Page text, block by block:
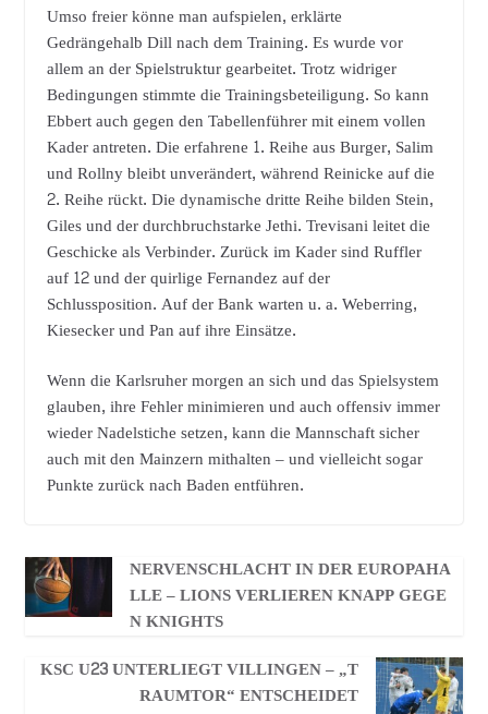
Umso freier könne man aufspielen, erklärte
Gedrängehalb Dill nach dem Training. Es wurde vor
allem an der Spielstruktur gearbeitet. Trotz widriger
Bedingungen stimmte die Trainingsbeteiligung. So kann
Ebbert auch gegen den Tabellenführer mit einem vollen
Kader antreten. Die erfahrene 1. Reihe aus Burger, Salim
und Rollny bleibt unverändert, während Reinicke auf die
2. Reihe rückt. Die dynamische dritte Reihe bilden Stein,
Giles und der durchbruchstarke Jethi. Trevisani leitet die
Geschicke als Verbinder. Zurück im Kader sind Ruffler
auf 12 und der quirlige Fernandez auf der
Schlussposition. Auf der Bank warten u. a. Weberring,
Kiesecker und Pan auf ihre Einsätze.
Wenn die Karlsruher morgen an sich und das Spielsystem
glauben, ihre Fehler minimieren und auch offensiv immer
wieder Nadelstiche setzen, kann die Mannschaft sicher
auch mit den Mainzern mithalten – und vielleicht sogar
Punkte zurück nach Baden entführen.
NERVENSCHLACHT IN DER EUROPAHA
LLE – LIONS VERLIEREN KNAPP GEGE
N KNIGHTS
KSC U23 UNTERLIEGT VILLINGEN – „T
RAUMTOR“ ENTSCHEIDET